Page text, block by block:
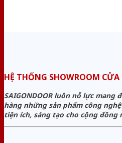
HỆ THỐNG SHOWROOM
SAIGONDOOR luôn nỗ lực mang
hàng những sản phẩm công
tiện ích, sáng tạo cho cộng